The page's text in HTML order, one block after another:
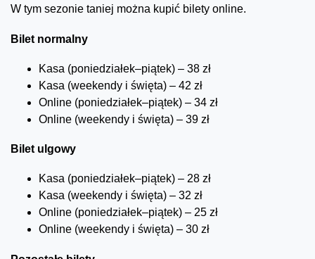
W tym sezonie taniej można kupić bilety online.
Bilet normalny
Kasa (poniedziałek–piątek) – 38 zł
Kasa (weekendy i święta) – 42 zł
Online (poniedziałek–piątek) – 34 zł
Online (weekendy i święta) – 39 zł
Bilet ulgowy
Kasa (poniedziałek–piątek) – 28 zł
Kasa (weekendy i święta) – 32 zł
Online (poniedziałek–piątek) – 25 zł
Online (weekendy i święta) – 30 zł